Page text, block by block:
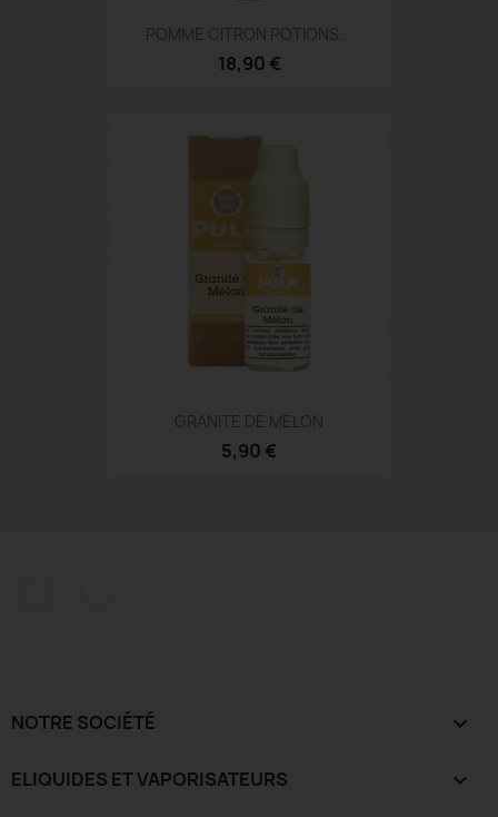
POMME CITRON POTIONS...
18,90 €
GRANITE DE MELON
5,90 €
NOTRE SOCIÉTÉ 
ELIQUIDES ET VAPORISATEURS 